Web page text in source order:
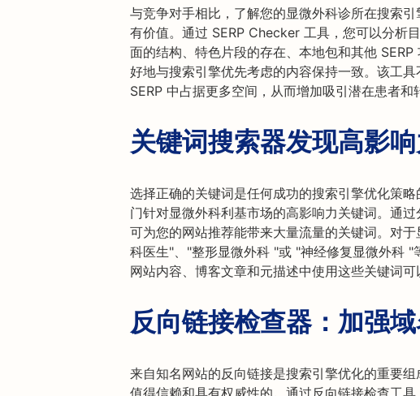
与竞争对手相比，了解您的显微外科诊所在搜索
有价值。通过 SERP Checker 工具，您可以分析
面的结构、特色片段的存在、本地包和其他
好地与搜索引擎优先考虑的内容保持一致。该工
SERP 中占据更多空间，从而增加吸引潜在患者和
关键词搜索器发现高影
选择正确的关键词是任何成功的搜索引擎优化策
门针对显微外科利基市场的高影响力关键词。通
可为您的网站推荐能带来大量流量的关键词。对
科医生"、"整形显微外科 "或 "神经修复显微外科 "
网站内容、博客文章和元描述中使用这些关键词可
反向链接检查器：加强
来自知名网站的反向链接是搜索引擎优化的重要
值得信赖和具有权威性的。通过反向链接检查工